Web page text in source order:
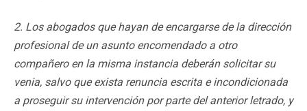
2. Los abogados que hayan de encargarse de la dirección
profesional de un asunto encomendado a otro
compañero en la misma instancia deberán solicitar su
venia, salvo que exista renuncia escrita e incondicionada
a proseguir su intervención por parte del anterior letrado, y